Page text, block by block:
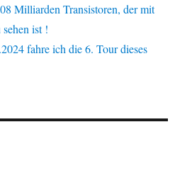
Milliarden Transistoren, der mit
ist !
fahre ich die 6. Tour dieses